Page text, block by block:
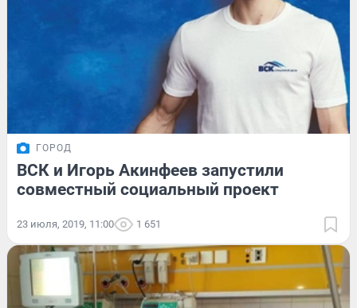
ГОРОД
ВСК и Игорь Акинфеев запустили
совместный социальный проект
23 июля, 2019, 11:00 1 651